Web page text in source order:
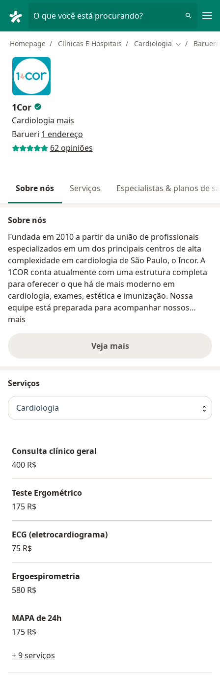
O que você está procurando?
Homepage Clínicas E Hospitais Cardiologia Mudar de
Barueri
1Cor
Cardiologia mais
Barueri 1 endereço
62 opiniões
Sobre nós Serviços Especialistas & planos de
Sobre nós
Fundada em 2010 a partir da união de profissionais
especializados em um dos principais centros de alta
complexidade em cardiologia de São Paulo, o Incor. A
1COR conta atualmente com uma estrutura completa
para oferecer o que há de mais moderno em
cardiologia, exames, estética e imunização. Nossa
equipe está preparada para acompanhar nossos
clientes de forma humanizada e individualizada, com
mais
Veja mais
Serviços
Cardiologia
Consulta clínico geral
400 R$
Teste Ergométrico
175 R$
ECG (eletrocardiograma)
75 R$
Ergoespirometria
580 R$
MAPA de 24h
175 R$
+ 9 serviços